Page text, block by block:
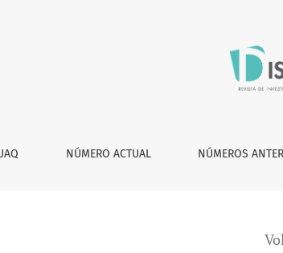
no tienen correspondiente en estos
NÚMERO ACTUAL NÚMEROS
es: